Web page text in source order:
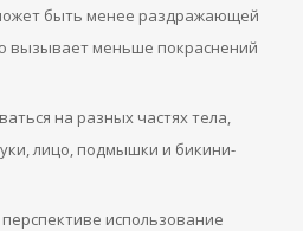
быть менее раздражающей
вызывает меньше покраснений
на разных частях тела,
лицо, подмышки и бикини-
использование